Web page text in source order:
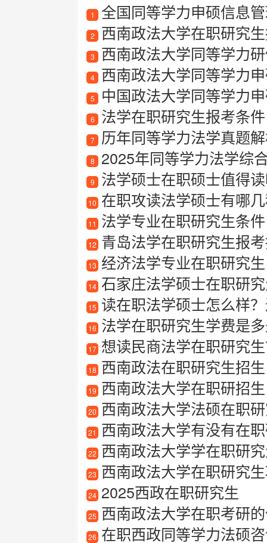
1 全国同等学力申硕信息
2 西南政法大学在职研究
3 西南政法大学同等学力
4 西南政法大学同等学力
5 中国政法大学同等学力
6 法学在职研究生报考条件
7 历年同等学力法学真题
8 2025年同等学力法学综
9 法学硕士在职硕士值得读吗
10 在职攻读法学硕士有哪
11 法学专业在职研究生条件
12 青岛法学在职研究生报考
13 经济法学专业在职研究生
14 石家庄法学硕士在职研
15 读在职法学硕士怎么样
16 法学在职研究生学费是
17 想读民商法学在职研究生
18 西南政法在职研究生招生
19 西南政法大学在职研招生
20 西南政法大学法硕在职
21 西南政法大学有没有在职
22 西南政法大学学在职研
23 西南政法大学在职研究生项目
24 2025西政在职研究生
25 西南政法大学在职考研
26 在职西政同等学力法硕